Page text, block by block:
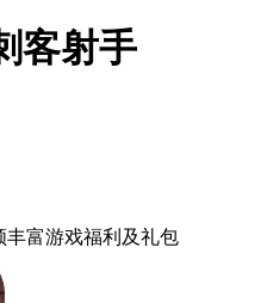
客射手
丰富游戏福利 及礼包